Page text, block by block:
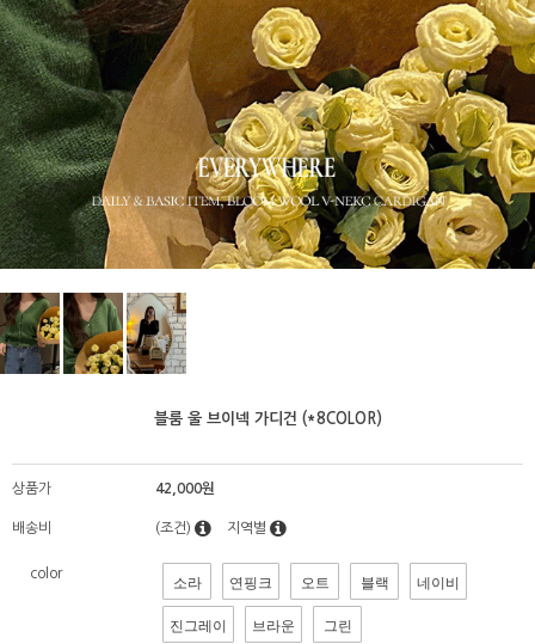
블룸 울 브이넥 가디건 (*8COLOR)
상품가 42,000원
배송비 (조건) 지역별
color 소라 연핑크 오트 블랙 네이비
진그레이 브라운 그린